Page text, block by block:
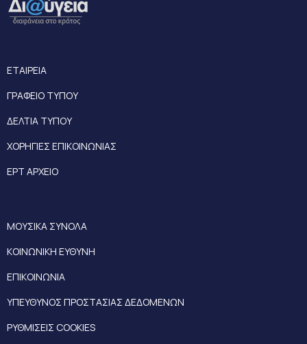
ΕΤΑΙΡΕΙΑ
ΓΡΑΦΕΙΟ ΤΥΠΟΥ
ΔΕΛΤΙΑ ΤΥΠΟΥ
ΧΟΡΗΓΙΕΣ ΕΠΙΚΟΙΝΩΝΙΑΣ
ΕΡΤ ΑΡΧΕΙΟ
ΜΟΥΣΙΚΑ ΣΥΝΟΛΑ
ΚΟΙΝΩΝΙΚΗ ΕΥΘΥΝΗ
ΕΠΙΚΟΙΝΩΝΙΑ
ΥΠΕΥΘΥΝΟΣ ΠΡΟΣΤΑΣΙΑΣ ΔΕΔΟΜΕΝΩΝ
ΡΥΘΜΙΣΕΙΣ COOKIES